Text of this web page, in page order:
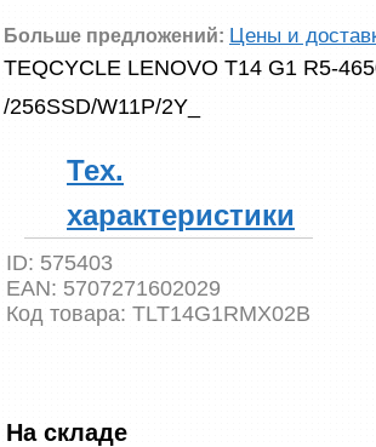
Больше предложений: Цены и
TEQCYCLE LENOVO T14 G1 R5-
/256SSD/W11P/2Y_
Тех.
характеристики
ID: 575403
EAN: 5707271602029
Код товара: TLT14G1RMX02B
На складе